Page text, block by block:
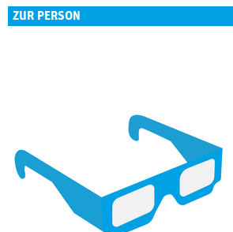
ZUR PERSON